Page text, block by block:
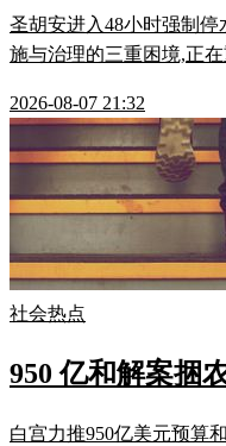
圣胡安进入48小时强制
施与治理的三重困境,正
2026-08-07 21:32
社会热点
950 亿和解案捆
白宫力推950亿美元预算